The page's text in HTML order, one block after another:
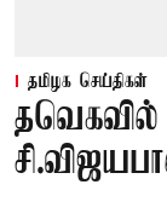
தமிழக செய்திகள்